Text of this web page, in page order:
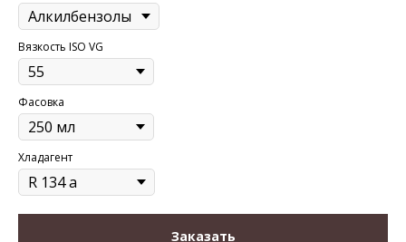
Вязкость ISO VG
Фасовка
Хладагент
Заказать